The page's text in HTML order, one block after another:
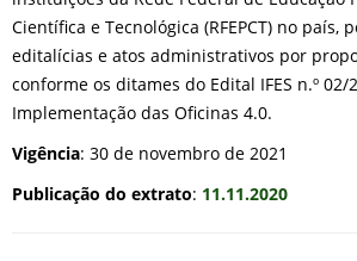
Científica e Tecnológica (RFEPCT) no país,
editalícias e atos administrativos por
conforme os ditames do Edital IFES n.º 02/
Implementação das Oficinas 4.0.
Vigência: 30 de novembro de 2021
Publicação do extrato: 11.11.2020